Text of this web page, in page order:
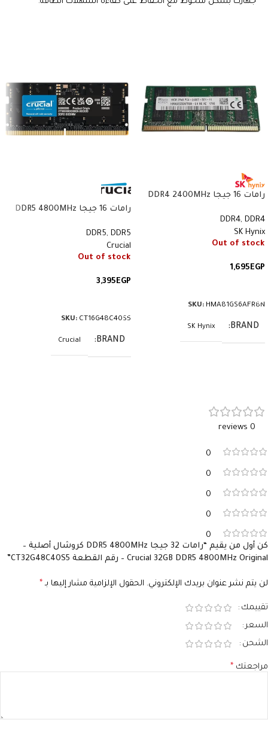
رامات 16 جيجا DDR4 2400MHz
القطعة HMA81GS6AFR8N
DDR4, DDR4
SK Hynix
Out of stock
1,695EGP
SKU: HMA81GS6AFR8N
BRAND
SK Hynix
رامات 16 جيجا DDR5 4800MHz
القطعة CT16G48C40S5
DDR5, DDR5
Crucial
Out of stock
3,395EGP
SKU: CT16G48C40S5
BRAND
Crucial
0 reviews
0
0
0
0
0
كن أول من يقيم “رامات 32 جيجا DDR5 4800MHz كروشال أصلية –
Crucial 32GB DDR5 4800MHz Original – رقم القطعة CT32G48C40S5”
لن يتم نشر عنوان بريدك الإلكتروني. الحقول الإلزامية مشار إليها بـ *
تقييمك
السعر
الشحن
مراجعتك *